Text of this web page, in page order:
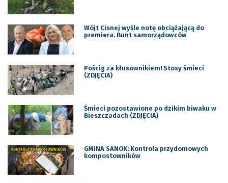
Wójt Cisnej wyśle notę obciążającą do
premiera. Bunt samorządowców
Pościg za kłusownikiem! Stosy śmieci
(ZDJĘCIA)
Śmieci pozostawione po dzikim biwaku w
Bieszczadach (ZDJĘCIA)
GMINA SANOK: Kontrola przydomowych
kompostowników